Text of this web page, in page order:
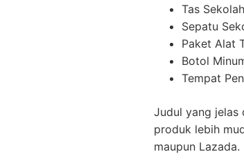
Tas
Sepatu
Paket Alat
Botol
Tempat
Judul yang jelas
produk lebih
maupun Lazada.